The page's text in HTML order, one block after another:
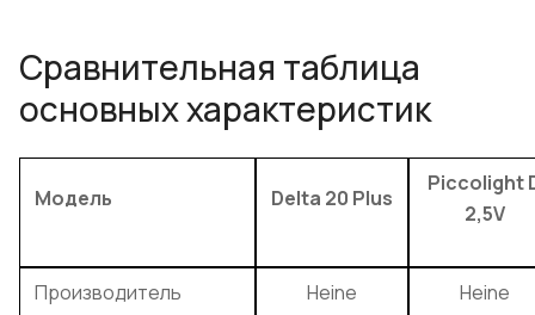
Сравнительная таблица
основных характеристик
Модель Delta 20 Plus
Piccolight
2,5V
Производитель Heine Heine